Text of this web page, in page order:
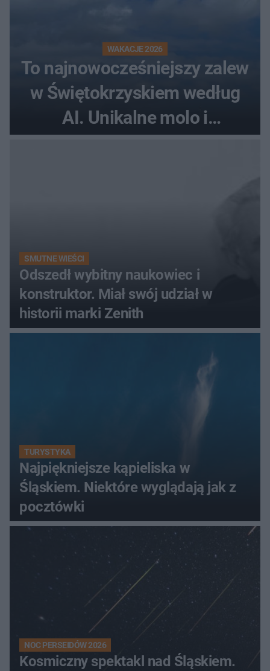
WAKACJE 2026
To najnowocześniejszy zalew
w Świętokrzyskiem według
AI. Unikalne molo i
promenada
SMUTNE WIEŚCI
Odszedł wybitny naukowiec i
konstruktor. Miał swój udział w
historii marki Zenith
TURYSTYKA
Najpiękniejsze kąpieliska w
Śląskiem. Niektóre wyglądają jak z
pocztówki
NOC PERSEIDÓW 2026
Kosmiczny spektakl nad Śląskiem.